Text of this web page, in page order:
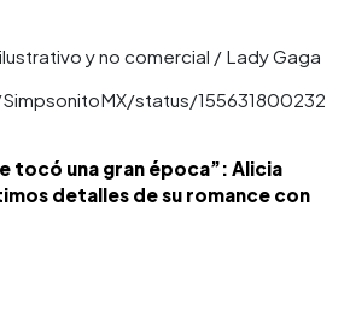
y no comercial / Lady Gaga
status/155631800232
tocó una gran época”: Alicia
detalles de su romance con